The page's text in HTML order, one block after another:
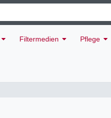
Filtermedien Pflege